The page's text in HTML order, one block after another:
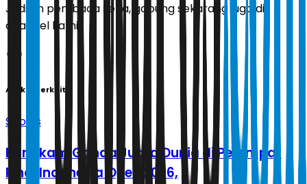
Jadilah pembaca setia, gabung sekarang juga di
channel kami!
Artikel Terkait
Sports
Bungkam Ganda Juara Dunia di Perempat
Final Indonesia Open 2026,